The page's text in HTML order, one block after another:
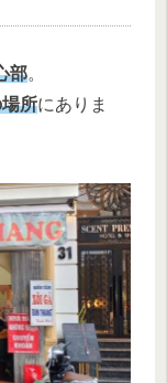
部。
所にありま